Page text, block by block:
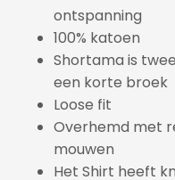
ontspanning
100% katoen
Shortama is
een korte broek
Loose fit
Overhemd met
mouwen
Het Shirt heeft